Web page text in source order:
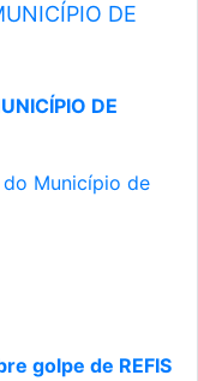
DE
DE
Município de
golpe de REFIS